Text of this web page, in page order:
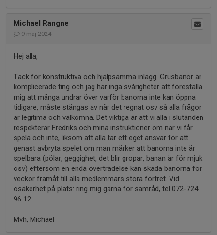
Michael Rangne
9 maj 2024
Hej alla,
Tack för konstruktiva och hjälpsamma inlägg. Grusbanor är
komplicerade ting och jag har inga svårigheter att föreställa
mig att många undrar över varför banorna inte kan öppna
tidigare, måste stängas av när det regnat osv så alla frågor
är legitima och välkomna. Det viktiga är att vi alla i slutänden
respekterar Fredriks och mina instruktioner om när vi får
spela och inte, liksom att alla tar ett eget ansvar för att
genast avbryta spelet om man märker att banorna inte är
spelbara (pölar, geggighet, det blir gropar, banan är för mjuk
osv) eftersom en enda överträdelse kan skada banorna för
veckor framåt till alla medlemmars stora förtret. Vid
osäkerhet på plats: ring mig gärna för samråd, tel 072-724
96 12.
Mvh, Michael